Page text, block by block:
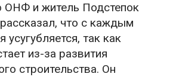
ОНФ и житель Подстепок
что с каждым
усугубляется, так как
из-за развития
строительства. Он